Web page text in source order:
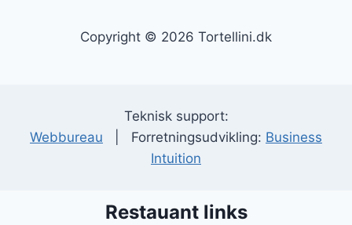
Copyright © 2026 Tortellini.dk
Teknisk support:
Webbureau | Forretningsudvikling: Business
Intuition
Restauant links